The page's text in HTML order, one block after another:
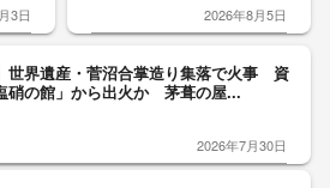
3日 2026年8月5日
世界遺産・菅沼合掌造り集落で火事 資
硝の館」から出火か 茅葺の屋...
2026年7月30日